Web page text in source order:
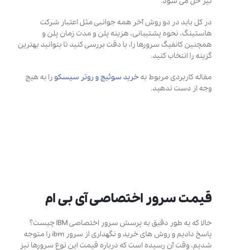
در کل باید در دو روش آخر همه جوانبی مثل اعتبار شرکت
هاستینگ، نحوه پشتیبانی، هزینه پلن و مدت زمان پلن و
همچنین کانفیگ سرورها را، با دقت بررسی کنید تا بتوانید بهترین
گزینه را انتخاب کنید.
مقاله کاربردی مربوط به خرید سوئیچ و روتر سیسکو را به هیچ
وجه از دست ندهید.
قیمت سرور اختصاصی آی بی ام
حالا که به طور دقیق به پرسش سرور اختصاصی IBM چیست؟
پاسخ دادیم و روش های خرید و نگهداری از سرور ibm را متوجه
شدیم، وقت آن رسیده است که درباره قیمت این نوع سرورها نیز